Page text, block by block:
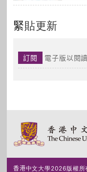
緊貼更新
訂閱 電子版以閱
香港中文大學2026版權所